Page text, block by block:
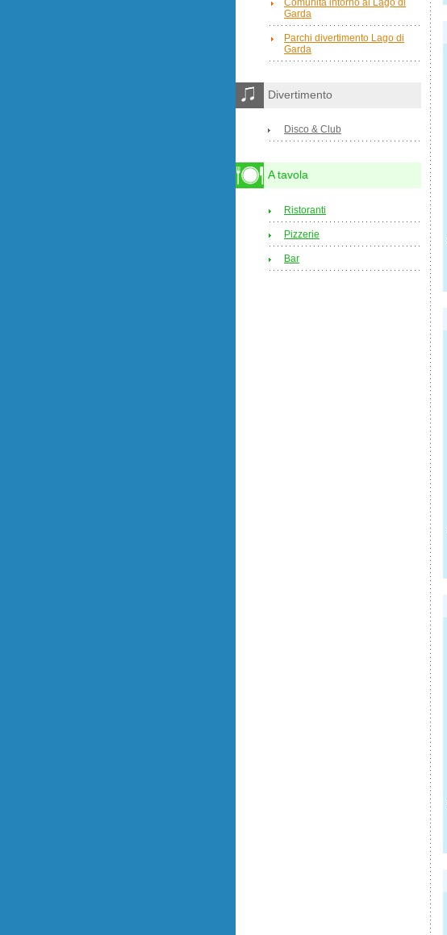
Comunità intorno al Lago di
Garda
Parchi divertimento Lago di
Garda
Divertimento
Disco & Club
A tavola
Ristoranti
Pizzerie
Bar